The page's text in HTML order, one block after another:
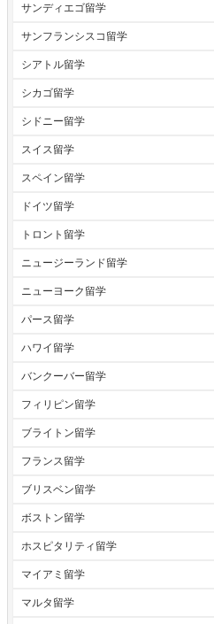
サンディエゴ留学
サンフランシスコ留学
シアトル留学
シカゴ留学
シドニー留学
スイス留学
スペイン留学
ドイツ留学
トロント留学
ニュージーランド留学
ニューヨーク留学
パース留学
ハワイ留学
バンクーバー留学
フィリピン留学
ブライトン留学
フランス留学
ブリスベン留学
ボストン留学
ホスピタリティ留学
マイアミ留学
マルタ留学